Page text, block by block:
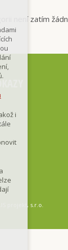
není zatím
projekt, s.r.o.
i